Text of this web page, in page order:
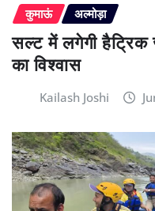
कुमाऊं अल्मोड़ा
सल्ट में लगेगी
का विश्वास
Kailash Joshi